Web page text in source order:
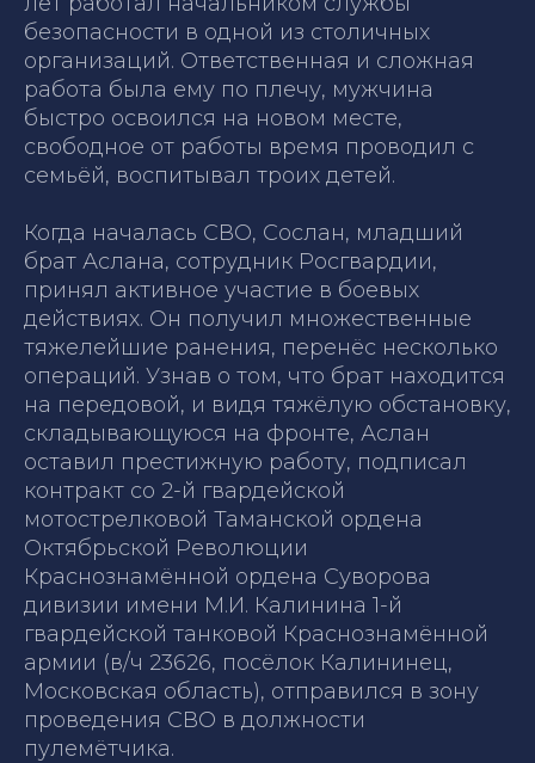
безопасности в одной из столичных
организаций. Ответственная и сложная
работа была ему по плечу, мужчина
быстро освоился на новом месте,
свободное от работы время проводил с
семьёй, воспитывал троих детей.
Когда началась СВО, Сослан, младший
брат Аслана, сотрудник Росгвардии,
принял активное участие в боевых
действиях. Он получил множественные
тяжелейшие ранения, перенёс несколько
операций. Узнав о том, что брат находится
на передовой, и видя тяжёлую обстановку,
складывающуюся на фронте, Аслан
оставил престижную работу, подписал
контракт со 2-й гвардейской
мотострелковой Таманской ордена
Октябрьской Революции
Краснознамённой ордена Суворова
дивизии имени М.И. Калинина 1-й
гвардейской танковой Краснознамённой
армии (в/ч 23626, посёлок Калининец,
Московская область), отправился в зону
проведения СВО в должности
пулемётчика.